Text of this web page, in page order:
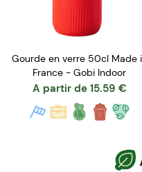
Gourde en verre 50cl Made
France - Gobi Indoor
A partir de 15.59 €